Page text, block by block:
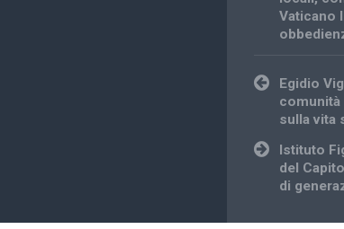
Vaticano
Post
navigation
Egidio
comunità
sulla vita
Istituto
del
di